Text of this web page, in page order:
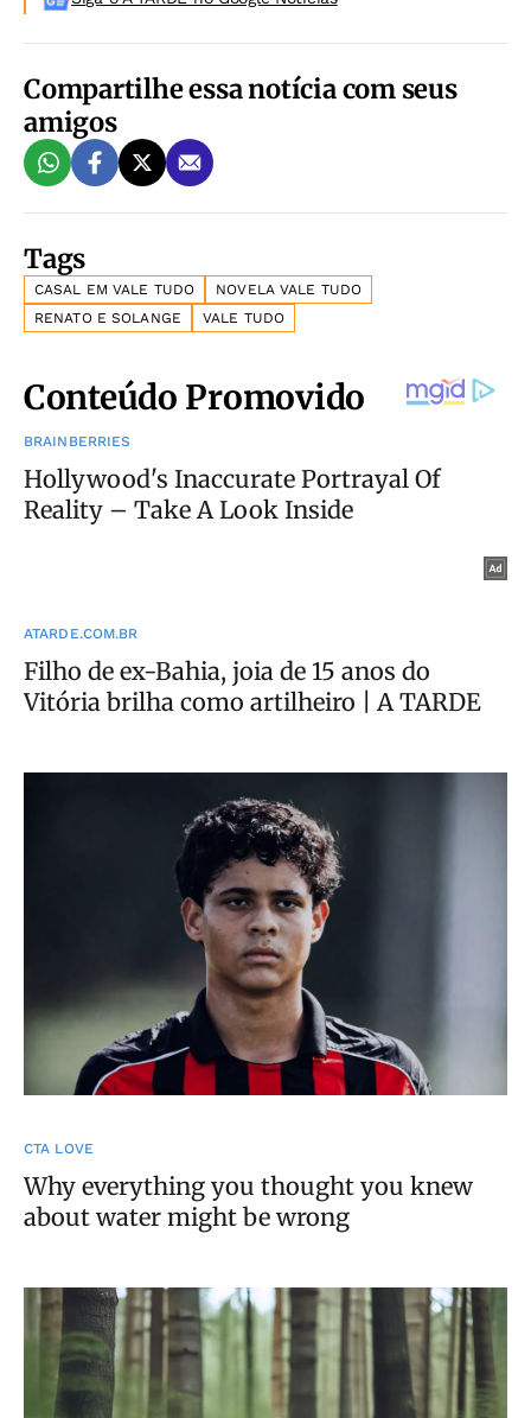
Compartilhe essa notícia com seus
amigos
Tags
CASAL EM VALE TUDO
NOVELA VALE TUDO
RENATO E SOLANGE
VALE TUDO